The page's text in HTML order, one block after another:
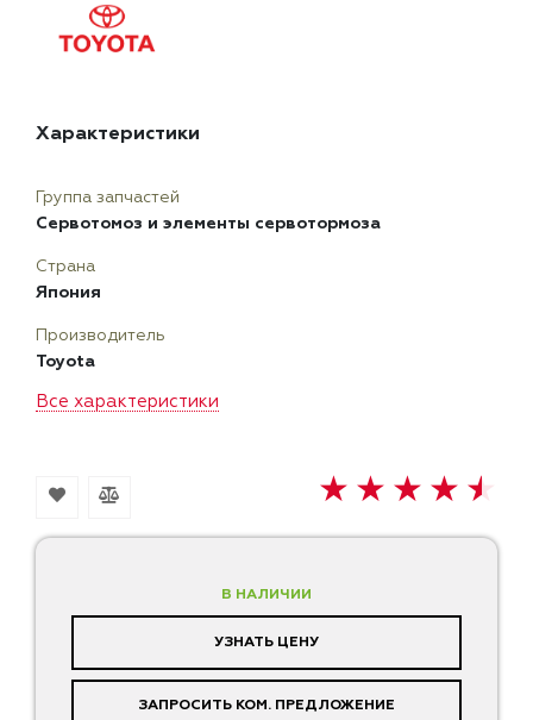
В НАЛИЧИИ
УЗНАТЬ ЦЕНУ
ЗАПРОСИТЬ КОМ. ПРЕДЛОЖЕНИЕ
Характеристики
Все характеристики
Группа запчастей
Сервотомоз и элементы сервотормоза
Страна
Япония
Производитель
Toyota